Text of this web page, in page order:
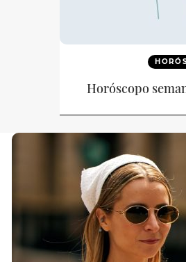
Horóscopo